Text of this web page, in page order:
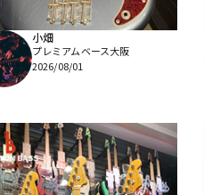
小畑
プレミアムベース大阪
2026/08/01